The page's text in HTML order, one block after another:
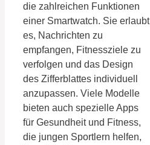
die zahlreichen Funktionen
einer Smartwatch. Sie erlaubt
es, Nachrichten zu
empfangen, Fitnessziele zu
verfolgen und das Design
des Zifferblattes individuell
anzupassen. Viele Modelle
bieten auch spezielle Apps
für Gesundheit und Fitness,
die jungen Sportlern helfen,